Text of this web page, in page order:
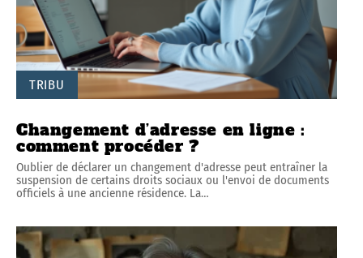
TRIBU
Changement d’adresse en ligne :
comment procéder ?
Oublier de déclarer un changement d'adresse peut entraîner la
suspension de certains droits sociaux ou l'envoi de documents
officiels à une ancienne résidence. La…